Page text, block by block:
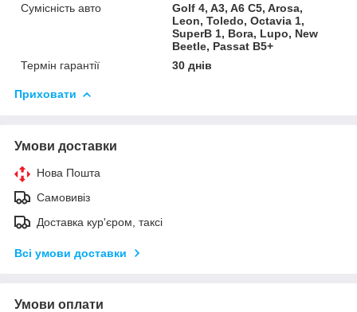
Сумісність авто
Golf 4, A3, A6 C5, Arosa,
Leon, Toledo, Octavia 1,
SuperB 1, Bora, Lupo, New
Beetle, Passat B5+
Термін гарантії
30 днів
Приховати
Умови доставки
Нова Пошта
Самовивіз
Доставка кур'єром, таксі
Всі умови доставки
Умови оплати